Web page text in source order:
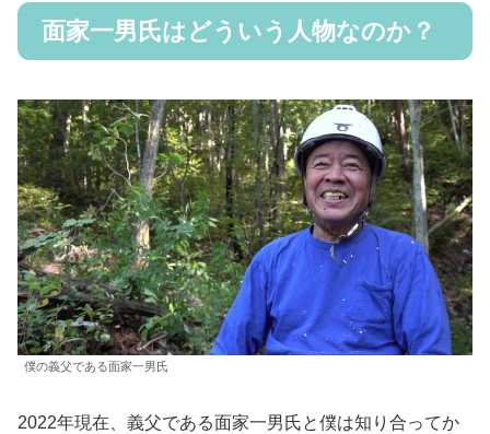
面家一男氏はどういう人物なのか？
僕の義父である面家一男氏
2022年現在、義父である面家一男氏と僕は知り合ってか